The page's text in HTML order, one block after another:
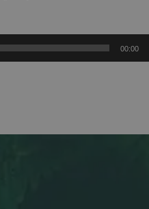
00:00